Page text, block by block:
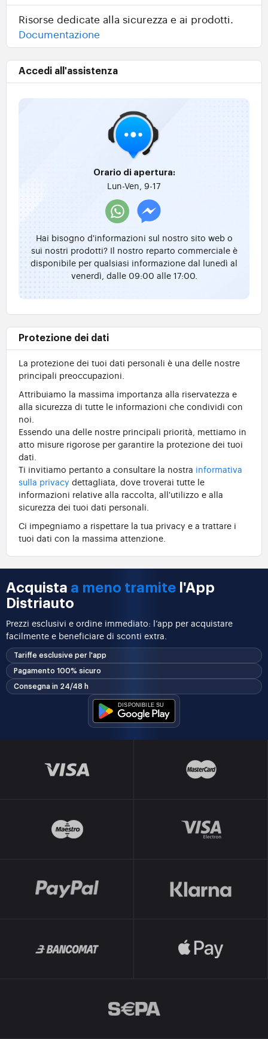
Risorse dedicate alla sicurezza e ai prodotti.
Documentazione
Accedi all'assistenza
Orario di apertura:
Lun-Ven, 9-17
Hai bisogno d'informazioni sul nostro sito web o
sui nostri prodotti? Il nostro reparto commerciale è
disponibile per qualsiasi informazione dal lunedì al
venerdì, dalle 09:00 alle 17:00.
Protezione dei dati
La protezione dei tuoi dati personali è una delle nostre
principali preoccupazioni.
Attribuiamo la massima importanza alla riservatezza e
alla sicurezza di tutte le informazioni che condividi con
noi.
Essendo una delle nostre principali priorità, mettiamo in
atto misure rigorose per garantire la protezione dei tuoi
dati.
Ti invitiamo pertanto a consultare la nostra informativa
sulla privacy dettagliata, dove troverai tutte le
informazioni relative alla raccolta, all'utilizzo e alla
sicurezza dei tuoi dati personali.
Ci impegniamo a rispettare la tua privacy e a trattare i
tuoi dati con la massima attenzione.
Acquista a meno tramite l'App
Distriauto
Prezzi esclusivi e ordine immediato: l’app per acquistare
facilmente e beneficiare di sconti extra.
Tariffe esclusive per l'app
Pagamento 100% sicuro
Consegna in 24/48 h